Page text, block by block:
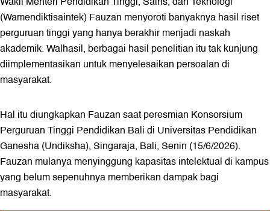
(Wamendiktisaintek) Fauzan menyoroti banyaknya hasil riset
perguruan tinggi yang hanya berakhir menjadi naskah
akademik. Walhasil, berbagai hasil penelitian itu tak kunjung
diimplementasikan untuk menyelesaikan persoalan di
masyarakat.
Hal itu diungkapkan Fauzan saat peresmian Konsorsium
Perguruan Tinggi Pendidikan Bali di Universitas Pendidikan
Ganesha (Undiksha), Singaraja, Bali, Senin (15/6/2026).
Fauzan mulanya menyinggung kapasitas intelektual di kampus
yang belum sepenuhnya memberikan dampak bagi
masyarakat.